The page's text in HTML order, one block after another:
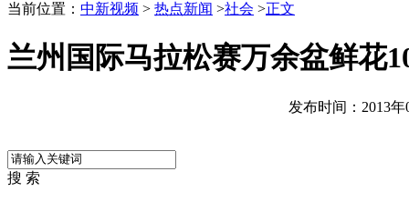
当前位置： 中新视频 > 热点新闻 >社会 >正文
兰州国际马拉松赛万余盆鲜花
发布时间：2013年
搜 索